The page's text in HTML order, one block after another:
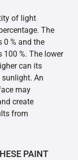
of light
The
0 % and the
%. The lower
can its
An
may
create
from
PAINT